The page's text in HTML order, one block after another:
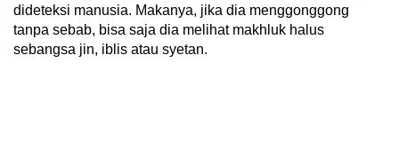
dideteksi manusia. Makanya, jika dia menggonggong
tanpa sebab, bisa saja dia melihat makhluk halus
sebangsa jin, iblis atau syetan.